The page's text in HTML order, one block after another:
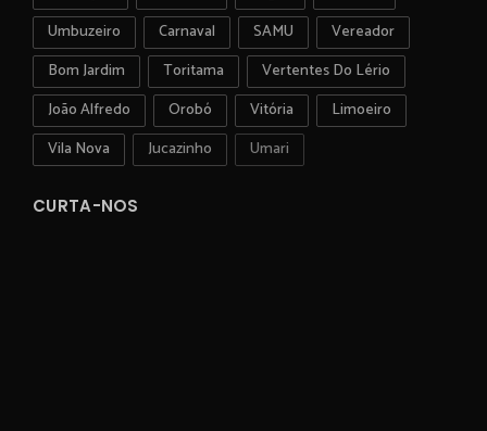
Umbuzeiro
Carnaval SAMU
Vereador
Bom Jardim
Toritama
Vertentes Do Lério
João Alfredo
Orobó Vitória
Limoeiro
Vila Nova
Jucazinho Umari
CURTA-NOS